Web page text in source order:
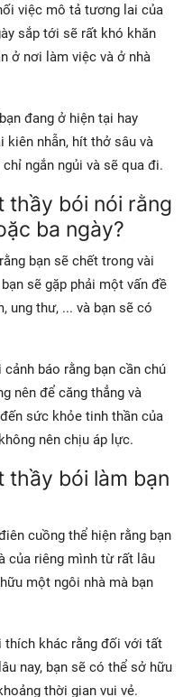
việc mô tả tương lai của
sắp tới sẽ rất khó khăn
ở nơi làm việc và ở nhà
đang ở hiện tại hay
kiên nhẫn, hít thở sâu và
ngắn ngủi và sẽ qua đi.
thầy bói nói rằng
ba ngày?
bạn sẽ chết trong vài
sẽ gặp phải một vấn đề
ung thư, ... và bạn sẽ có
báo rằng bạn cần chú
nên để căng thẳng và
sức khỏe tinh thần của
nên chịu áp lực.
thầy bói làm bạn
cuồng thể hiện rằng bạn
của riêng mình từ rất lâu
một ngôi nhà mà bạn
thích khác rằng đối với tất
nay, bạn sẽ có thể sở hữu
thời gian vui vẻ.